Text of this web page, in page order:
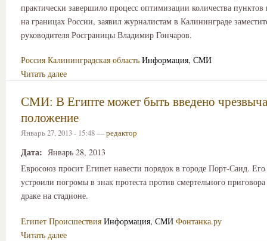
практически завершило процесс оптимизации количества
на границах России, заявил журналистам в Калининграде
руководителя Росграницы Владимир Гончаров.
Россия Калининградская область Информация, СМИ
Читать далее
СМИ: В Египте может быть введено
положение
Январь 27, 2013 - 15:48 —редактор
Дата: Январь 28, 2013
Евросоюз просит Египет навести порядок в городе Порт-Саид.
устроили погромы в знак протеста против смертельного
драке на стадионе.
Египет Происшествия Информация, СМИ Фонтанка.ру
Читать далее